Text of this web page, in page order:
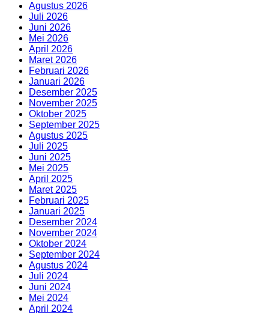
Agustus 2026
Juli 2026
Juni 2026
Mei 2026
April 2026
Maret 2026
Februari 2026
Januari 2026
Desember 2025
November 2025
Oktober 2025
September 2025
Agustus 2025
Juli 2025
Juni 2025
Mei 2025
April 2025
Maret 2025
Februari 2025
Januari 2025
Desember 2024
November 2024
Oktober 2024
September 2024
Agustus 2024
Juli 2024
Juni 2024
Mei 2024
April 2024